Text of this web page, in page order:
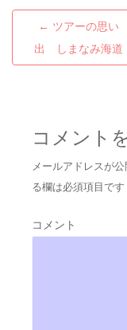
Post
← ツアーの思い
出 しまなみ海道
コメント
メールアドレスが公
る欄は必須項目です
コメント